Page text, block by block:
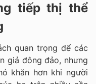
tiếp thị thể
quan trọng để các
giả đông đảo, nhưng
khăn hơn khi người